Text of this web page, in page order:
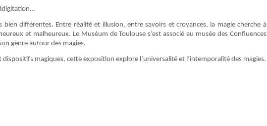
différentes. Entre réalité et illusion, entre savoirs et croyances, la magie cherche à
et malheureux. Le Muséum de Toulouse s’est associé au musée des Confluences
genre autour des magies.
magiques, cette exposition explore l’universalité et l’intemporalité des magies.